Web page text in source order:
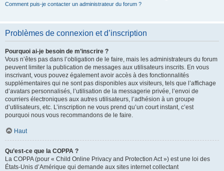
Comment puis-je contacter un administrateur du forum ?
Problèmes de connexion et d’inscription
Pourquoi ai-je besoin de m’inscrire ?
Vous n’êtes pas dans l’obligation de le faire, mais les administrateurs du forum
peuvent limiter la publication de messages aux utilisateurs inscrits. En vous
inscrivant, vous pouvez également avoir accès à des fonctionnalités
supplémentaires qui ne sont pas disponibles aux visiteurs, tels que l’affichage
d’avatars personnalisés, l’utilisation de la messagerie privée, l’envoi de
courriers électroniques aux autres utilisateurs, l’adhésion à un groupe
d’utilisateurs, etc. L’inscription ne vous prend qu’un court instant, c’est
pourquoi nous vous recommandons de le faire.
Haut
Qu’est-ce que la COPPA ?
La COPPA (pour « Child Online Privacy and Protection Act ») est une loi des
États-Unis d’Amérique qui demande aux sites internet collectant